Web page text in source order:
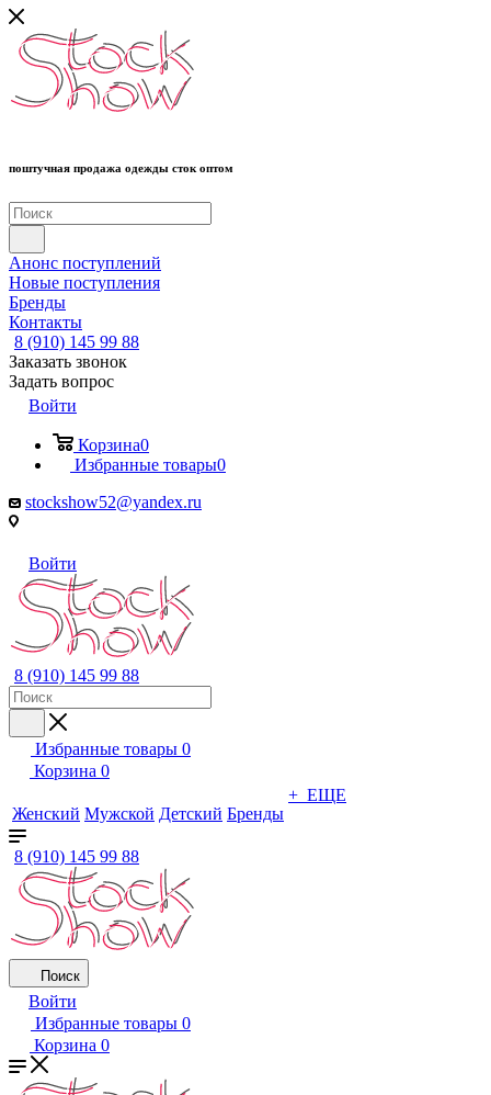
поштучная продажа одежды сток оптом
Анонс поступлений
Новые поступления
Бренды
Контакты
8 (910) 145 99 88
Заказать звонок
Задать вопрос
Войти
Корзина0
Избранные товары0
stockshow52@yandex.ru
Войти
8 (910) 145 99 88
Избранные товары 0
Корзина 0
Женский Мужской Детский Бренды
+ ЕЩЕ
8 (910) 145 99 88
Поиск
Войти
Избранные товары 0
Корзина 0